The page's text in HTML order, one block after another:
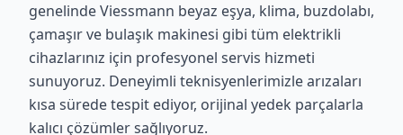
genelinde Viessmann beyaz eşya, klima, buzdolabı,
çamaşır ve bulaşık makinesi gibi tüm elektrikli
cihazlarınız için profesyonel servis hizmeti
sunuyoruz. Deneyimli teknisyenlerimizle arızaları
kısa sürede tespit ediyor, orijinal yedek parçalarla
kalıcı çözümler sağlıyoruz.